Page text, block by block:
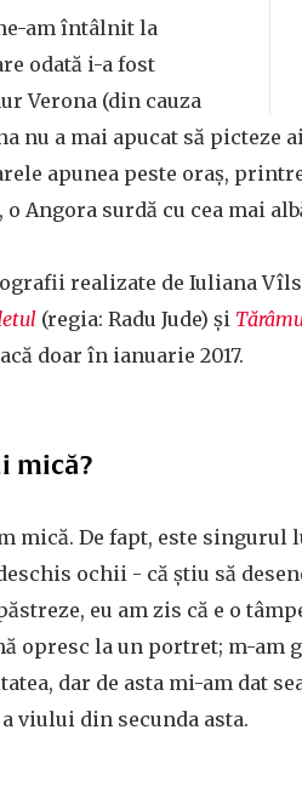
am întâlnit la
odată i-a fost
Verona (din cauza
nu a mai apucat să picteze
apunea peste oraș,
Angora surdă cu cea mai
realizate de Iuliana
(regia: Radu Jude) și
doar în ianuarie 2017.
mică?
mică. De fapt, este
ochii - că știu să
eu am zis că e o
opresc la un portret; m-am
dar de asta mi-am dat
viului din secunda asta.